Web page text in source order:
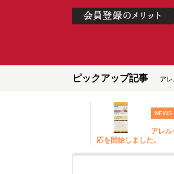
ピックアップ記事 ア
NEWS
アレ
応を開始しました。